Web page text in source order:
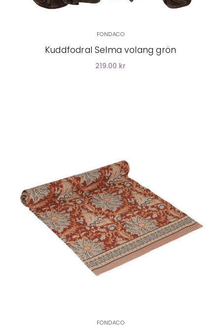
FONDACO
Kuddfodral Selma volang grön
219.00 kr
LÄGG I VARUKORG
FONDACO